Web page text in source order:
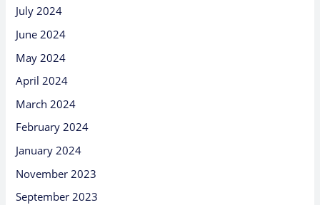
July 2024
June 2024
May 2024
April 2024
March 2024
February 2024
January 2024
November 2023
September 2023